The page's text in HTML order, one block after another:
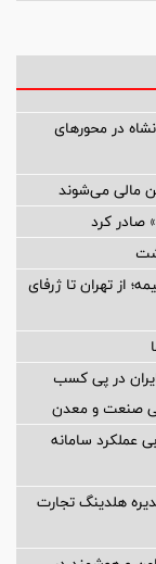
در محورهای
مالی می‌شوند
از تهران تا ژرفای
در پی کسب
صنعت و معدن
عملکرد سامانه
هلدینگ تجارت